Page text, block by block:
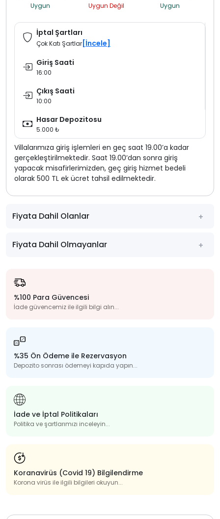
Uygun Uygun Değil Uygun
İptal Şartları
Çok Katı Şartlar [İncele]
Giriş Saati
16:00
Çıkış Saati
10:00
Hasar Depozitosu
5.000 ₺
Villalarımıza giriş işlemleri en geç saat 19.00’a kadar
gerçekleştirilmektedir. Saat 19.00’dan sonra giriş
yapacak misafirlerimizden, geç giriş hizmet bedeli
olarak 500 TL ek ücret tahsil edilmektedir.
Fiyata Dahil Olanlar
Fiyata Dahil Olmayanlar
%100 Para Güvencesi
İade güvencemiz ile ilgili bilgi alın...
%35 Ön Ödeme ile Rezervasyon
Depozito sonrası ödemeyi kapıda yapın...
İade ve İptal Politikaları
Politika ve şartlarımızı inceleyin...
Koranavirüs (Covid 19) Bilgilendirme
Korona virüs ile ilgili bilgileri okuyun...